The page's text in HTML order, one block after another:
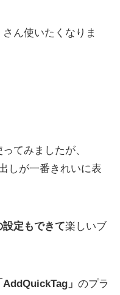
ん使いたくなりま
てみましたが、
しが一番きれいに表
定もできて楽しいブ
AddQuickTag」 のプラ